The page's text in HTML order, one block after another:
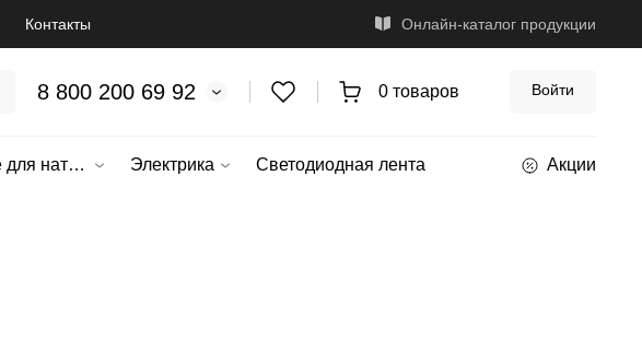
Контакты Онлайн-каталог продукции
8 800 200 69 92 0 товаров Войти
Комплектующие для натяжных потолков Электрика Светодиодная лента Акции